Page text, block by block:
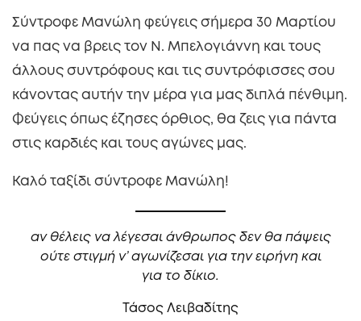
Σύντροφε Μανώλη φεύγεις σήμερα 30 Μαρτίου
να πας να βρεις τον Ν. Μπελογιάννη και τους
άλλους συντρόφους και τις συντρόφισσες σου
κάνοντας αυτήν την μέρα για μας διπλά πένθιμη.
Φεύγεις όπως έζησες όρθιος, θα ζεις για πάντα
στις καρδιές και τους αγώνες μας.
Καλό ταξίδι σύντροφε Μανώλη!
αν θέλεις να λέγεσαι άνθρωπος δεν θα πάψεις
ούτε στιγμή ν’ αγωνίζεσαι για την ειρήνη και
για το δίκιο.
Τάσος Λειβαδίτης